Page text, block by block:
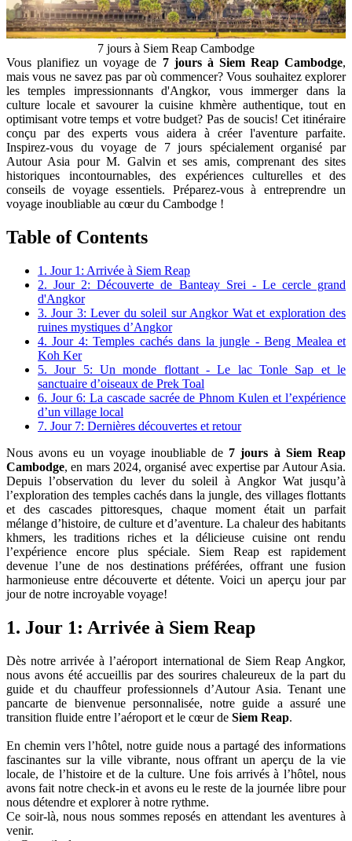
7 jours à Siem Reap Cambodge
Vous planifiez un voyage de 7 jours à Siem Reap Cambodge,
mais vous ne savez pas par où commencer? Vous souhaitez explorer
les temples impressionnants d'Angkor, vous immerger dans la
culture locale et savourer la cuisine khmère authentique, tout en
optimisant votre temps et votre budget? Pas de soucis! Cet itinéraire
conçu par des experts vous aidera à créer l'aventure parfaite.
Inspirez-vous du voyage de 7 jours spécialement organisé par
Autour Asia pour M. Galvin et ses amis, comprenant des sites
historiques incontournables, des expériences culturelles et des
conseils de voyage essentiels. Préparez-vous à entreprendre un
voyage inoubliable au cœur du Cambodge !
Table of Contents
1. Jour 1: Arrivée à Siem Reap
2. Jour 2: Découverte de Banteay Srei - Le cercle grand
d'Angkor
3. Jour 3: Lever du soleil sur Angkor Wat et exploration des
ruines mystiques d’Angkor
4. Jour 4: Temples cachés dans la jungle - Beng Mealea et
Koh Ker
5. Jour 5: Un monde flottant - Le lac Tonle Sap et le
sanctuaire d’oiseaux de Prek Toal
6. Jour 6: La cascade sacrée de Phnom Kulen et l’expérience
d’un village local
7. Jour 7: Dernières découvertes et retour
Nous avons eu un voyage inoubliable de 7 jours à Siem Reap
Cambodge, en mars 2024, organisé avec expertise par Autour Asia.
Depuis l’observation du lever du soleil à Angkor Wat jusqu’à
l’exploration des temples cachés dans la jungle, des villages flottants
et des cascades pittoresques, chaque moment était un parfait
mélange d’histoire, de culture et d’aventure. La chaleur des habitants
khmers, les traditions riches et la délicieuse cuisine ont rendu
l’expérience encore plus spéciale. Siem Reap est rapidement
devenue l’une de nos destinations préférées, offrant une fusion
harmonieuse entre découverte et détente. Voici un aperçu jour par
jour de notre incroyable voyage!
1. Jour 1: Arrivée à Siem Reap
Dès notre arrivée à l’aéroport international de Siem Reap Angkor,
nous avons été accueillis par des sourires chaleureux de la part du
guide et du chauffeur professionnels d’Autour Asia. Tenant une
pancarte de bienvenue personnalisée, notre guide a assuré une
transition fluide entre l’aéroport et le cœur de Siem Reap.
En chemin vers l’hôtel, notre guide nous a partagé des informations
fascinantes sur la ville vibrante, nous offrant un aperçu de la vie
locale, de l’histoire et de la culture. Une fois arrivés à l’hôtel, nous
avons fait notre check-in et avons eu le reste de la journée libre pour
nous détendre et explorer à notre rythme.
Ce soir-là, nous nous sommes reposés en attendant les aventures à
venir.